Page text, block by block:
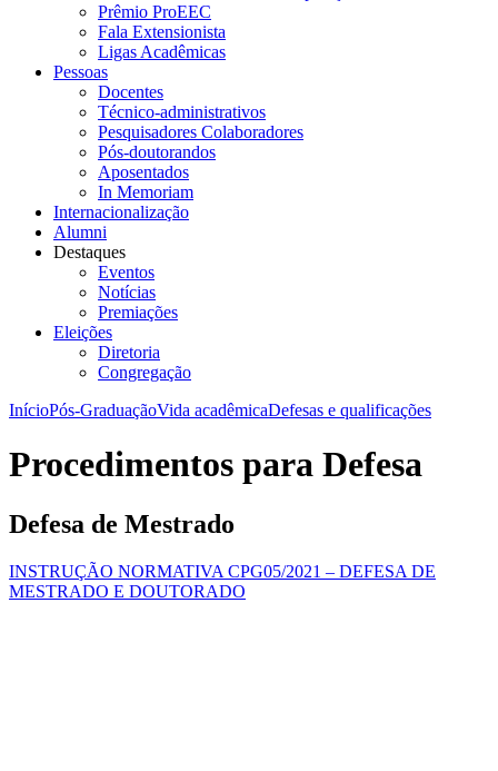
Prêmio ProEEC
Fala Extensionista
Ligas Acadêmicas
Pessoas
Docentes
Técnico-administrativos
Pesquisadores Colaboradores
Pós-doutorandos
Aposentados
In Memoriam
Internacionalização
Alumni
Destaques
Eventos
Notícias
Premiações
Eleições
Diretoria
Congregação
InícioPós-GraduaçãoVida acadêmicaDefesas e qualificações
Procedimentos para Defesa
Defesa de Mestrado
INSTRUÇÃO NORMATIVA CPG05/2021 – DEFESA DE
MESTRADO E DOUTORADO